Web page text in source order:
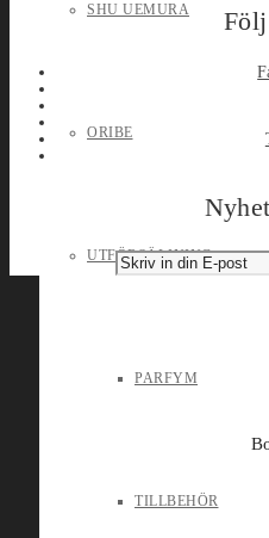
SHU UEMURA
ORIBE
UTFÖRSÄLJNING
PARFYM
TILLBEHÖR
Följ